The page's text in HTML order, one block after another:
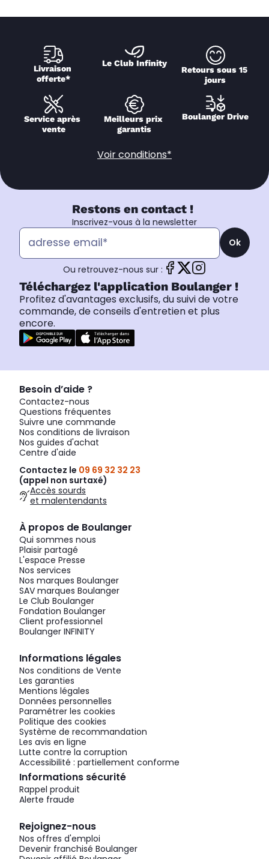
Livraison
offerte*
Le Club Infinity
Retours sous 15
jours
Service après
vente
Meilleurs prix
garantis
Boulanger Drive
Voir conditions*
Restons en contact !
Inscrivez-vous à la newsletter
Ok
Ou retrouvez-nous sur :
Téléchargez l'application Boulanger !
Profitez d'avantages exclusifs, du suivi de votre
commande, de conseils d'entretien et plus
encore.
Besoin d’aide ?
Contactez-nous
Questions fréquentes
Suivre une commande
Nos conditions de livraison
Nos guides d'achat
Centre d'aide
Contactez le 09 69 32 32 23
(appel non surtaxé)
Accès sourds
et malentendants
À propos de Boulanger
Qui sommes nous
Plaisir partagé
L'espace Presse
Nos services
Nos marques Boulanger
SAV marques Boulanger
Le Club Boulanger
Fondation Boulanger
Client professionnel
Boulanger INFINITY
Informations légales
Nos conditions de Vente
Les garanties
Mentions légales
Données personnelles
Paramétrer les cookies
Politique des cookies
Système de recommandation
Les avis en ligne
Lutte contre la corruption
Accessibilité : partiellement conforme
Informations sécurité
Rappel produit
Alerte fraude
Rejoignez-nous
Nos offres d'emploi
Devenir franchisé Boulanger